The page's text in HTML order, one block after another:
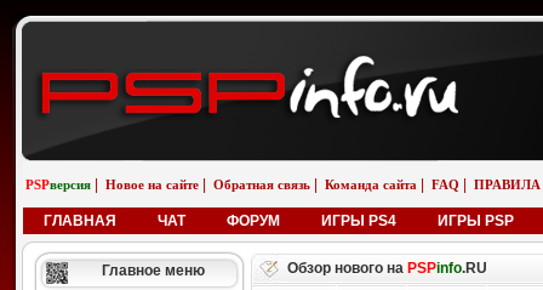
PSPверсия Новое на сайте Обратная связь Команда сайта FAQ ПРАВИЛА
ГЛАВНАЯ ЧАТ ФОРУМ ИГРЫ PS4 ИГРЫ PSP
Главное меню Обзор нового на PSPinfo.RU